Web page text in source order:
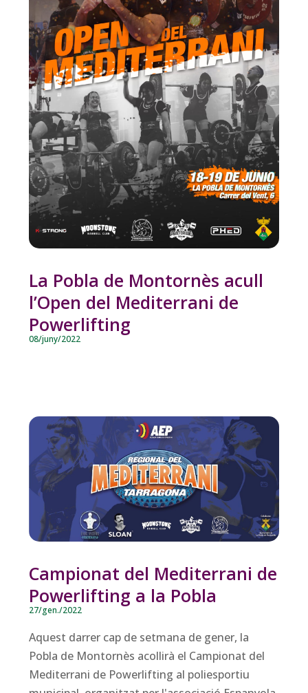
La Pobla de Montornès acull
l’Open del Mediterrani de
Powerlifting
08/juny/2022
Campionat del Mediterrani de
Powerlifting a la Pobla
27/gen./2022
Aquest darrer cap de setmana de gener, la
Pobla de Montornès acollirà el Campionat del
Mediterrani de Powerlifting al poliesportiu